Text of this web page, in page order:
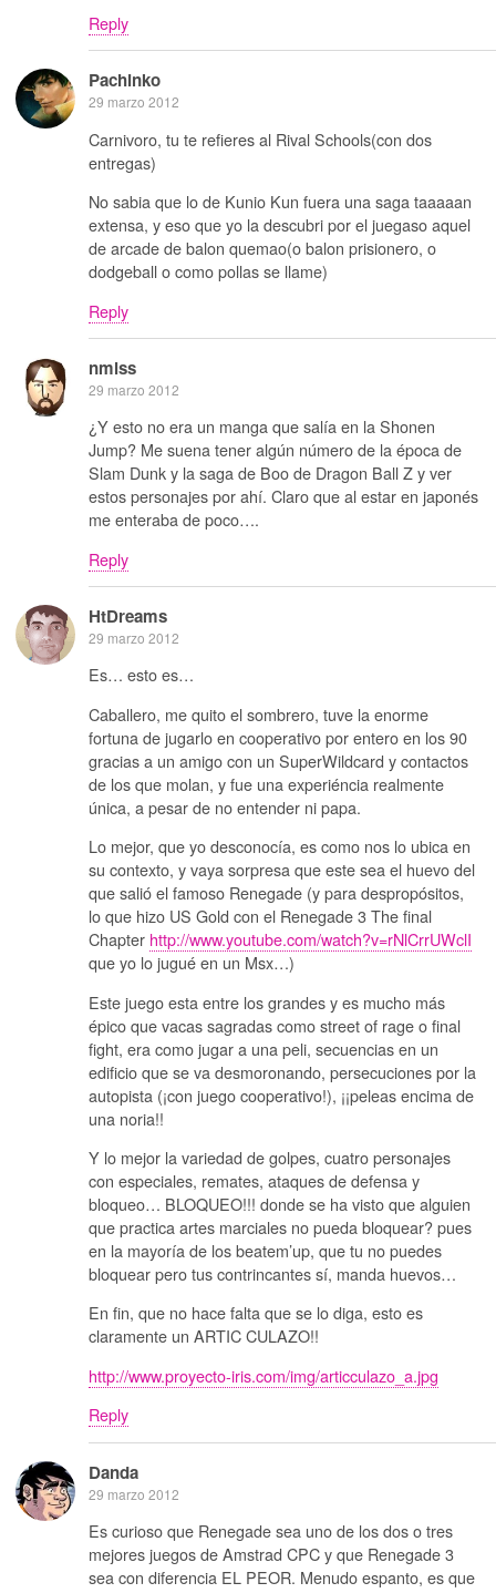
Reply
Pachinko
29 marzo 2012
Carnivoro, tu te refieres al Rival Schools(con dos
entregas)
No sabia que lo de Kunio Kun fuera una saga taaaaan
extensa, y eso que yo la descubri por el juegaso aquel
de arcade de balon quemao(o balon prisionero, o
dodgeball o como pollas se llame)
Reply
nmlss
29 marzo 2012
¿Y esto no era un manga que salía en la Shonen
Jump? Me suena tener algún número de la época de
Slam Dunk y la saga de Boo de Dragon Ball Z y ver
estos personajes por ahí. Claro que al estar en japonés
me enteraba de poco….
Reply
HtDreams
29 marzo 2012
Es… esto es…
Caballero, me quito el sombrero, tuve la enorme
fortuna de jugarlo en cooperativo por entero en los 90
gracias a un amigo con un SuperWildcard y contactos
de los que molan, y fue una experiéncia realmente
única, a pesar de no entender ni papa.
Lo mejor, que yo desconocía, es como nos lo ubica en
su contexto, y vaya sorpresa que este sea el huevo del
que salió el famoso Renegade (y para despropósitos,
lo que hizo US Gold con el Renegade 3 The final
Chapter http://www.youtube.com/watch?v=rNlCrrUWclI
que yo lo jugué en un Msx…)
Este juego esta entre los grandes y es mucho más
épico que vacas sagradas como street of rage o final
fight, era como jugar a una peli, secuencias en un
edificio que se va desmoronando, persecuciones por la
autopista (¡con juego cooperativo!), ¡¡peleas encima de
una noria!!
Y lo mejor la variedad de golpes, cuatro personajes
con especiales, remates, ataques de defensa y
bloqueo… BLOQUEO!!! donde se ha visto que alguien
que practica artes marciales no pueda bloquear? pues
en la mayoría de los beatem’up, que tu no puedes
bloquear pero tus contrincantes sí, manda huevos…
En fin, que no hace falta que se lo diga, esto es
claramente un ARTIC CULAZO!!
http://www.proyecto-iris.com/img/articculazo_a.jpg
Reply
Danda
29 marzo 2012
Es curioso que Renegade sea uno de los dos o tres
mejores juegos de Amstrad CPC y que Renegade 3
sea con diferencia EL PEOR. Menudo espanto, es que